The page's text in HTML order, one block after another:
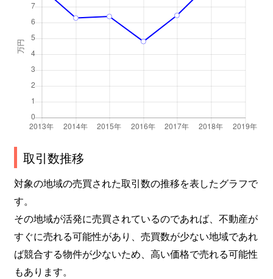
取引数推移
対象の地域の売買された取引数の推移を表したグラフで
す。
その地域が活発に売買されているのであれば、不動産が
すぐに売れる可能性があり、売買数が少ない地域であれ
ば競合する物件が少ないため、高い価格で売れる可能性
もあります。